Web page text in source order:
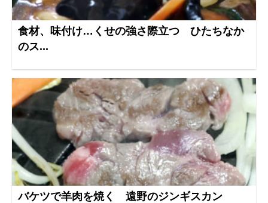
食材、味付け…くせの強さ際立つ ひたちなか
のス...
バケツで羊肉を焼く 遠野のジンギスカン